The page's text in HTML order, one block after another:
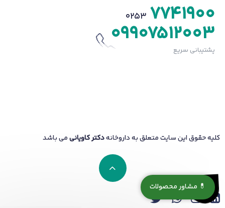
0253 7741900
09907512003
پشتیبانی سریع
کلیه حقوق این سایت متعلق به داروخانهدکتر کاویانیمی باشد
💊 مشاور محصولات